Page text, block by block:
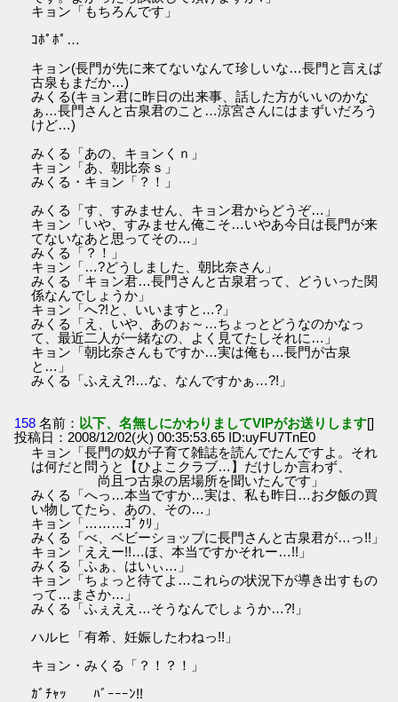
キョン「もちろんです」
ｺﾎﾟﾎﾟ…
キョン(長門が先に来てないなんて珍しいな…長門と言えば
古泉もまだか…)
みくる(キョン君に昨日の出来事、話した方がいいのかな
ぁ…長門さんと古泉君のこと…涼宮さんにはまずいだろう
けど…)
みくる「あの、キョンくｎ」
キョン「あ、朝比奈ｓ」
みくる・キョン「？！」
みくる「す、すみません、キョン君からどうぞ…」
キョン「いや、すみません俺こそ…いやあ今日は長門が来
てないなあと思ってその…」
みくる「？！」
キョン「…?どうしました、朝比奈さん」
みくる「キョン君…長門さんと古泉君って、どういった関
係なんでしょうか」
キョン「へ?!と、いいますと…?」
みくる「え、いや、あのぉ～…ちょっとどうなのかなっ
て、最近二人が一緒なの、よく見てたしそれに…」
キョン「朝比奈さんもですか…実は俺も…長門が古泉
と…」
みくる「ふええ?!…な、なんですかぁ…?!」
158 名前： 以下、名無しにかわりましてVIPがお送りします[]
投稿日：2008/12/02(火) 00:35:53.65 ID:uyFU7TnE0
キョン「長門の奴が子育て雑誌を読んでたんですよ。それ
は何だと問うと【ひよこクラブ…】だけしか言わず、
尚且つ古泉の居場所を聞いたんです」
みくる「へっ…本当ですか…実は、私も昨日…お夕飯の買
い物してたら、あの、その…」
キョン「………ｺﾞｸﾘ」
みくる「べ、ベビーショップに長門さんと古泉君が…っ!!」
キョン「ええー!!…ほ、本当ですかそれー…!!」
みくる「ふぁ、はいぃ…」
キョン「ちょっと待てよ…これらの状況下が導き出すもの
って…まさか…」
みくる「ふぇええ…そうなんでしょうか…?!」
ハルヒ「有希、妊娠したわねっ!!」
キョン・みくる「？！？！」
ｶﾞﾁｬｯ ﾊﾞｰｰｰﾝ!!